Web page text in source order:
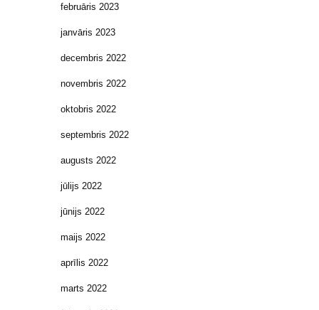
februāris 2023
janvāris 2023
decembris 2022
novembris 2022
oktobris 2022
septembris 2022
augusts 2022
jūlijs 2022
jūnijs 2022
maijs 2022
aprīlis 2022
marts 2022